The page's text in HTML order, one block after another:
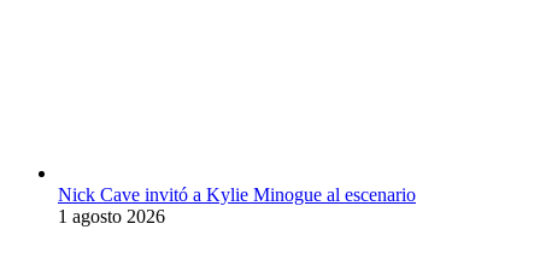
Nick Cave invitó a Kylie Minogue al escenario
1 agosto 2026